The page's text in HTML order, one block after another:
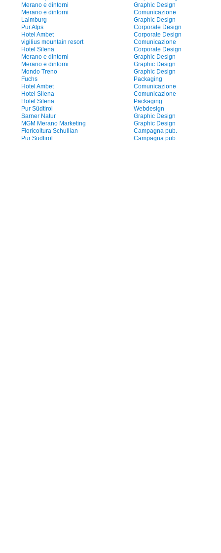
Merano e dintorni
Graphic Design
Merano e dintorni
Comunicazione
Laimburg
Graphic Design
Pur Alps
Corporate Design
Hotel Ambet
Corporate Design
vigilius mountain resort
Comunicazione
Hotel Silena
Corporate Design
Merano e dintorni
Graphic Design
Merano e dintorni
Graphic Design
Mondo Treno
Graphic Design
Fuchs
Packaging
Hotel Ambet
Comunicazione
Hotel Silena
Comunicazione
Hotel Silena
Packaging
Pur Südtirol
Webdesign
Sarner Natur
Graphic Design
MGM Merano Marketing
Graphic Design
Floricoltura Schullian
Campagna pub.
Pur Südtirol
Campagna pub.